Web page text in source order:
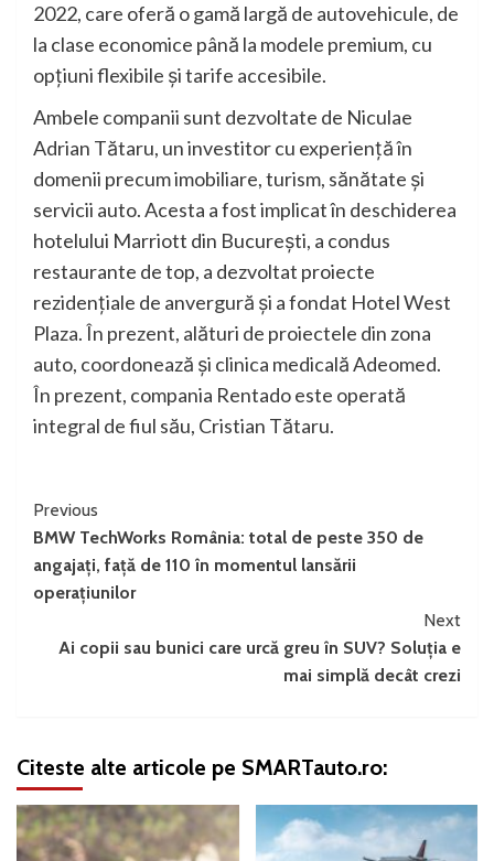
2022, care oferă o gamă largă de autovehicule, de
la clase economice până la modele premium, cu
opțiuni flexibile și tarife accesibile.
Ambele companii sunt dezvoltate de Niculae
Adrian Tătaru, un investitor cu experiență în
domenii precum imobiliare, turism, sănătate și
servicii auto. Acesta a fost implicat în deschiderea
hotelului Marriott din București, a condus
restaurante de top, a dezvoltat proiecte
rezidențiale de anvergură și a fondat Hotel West
Plaza. În prezent, alături de proiectele din zona
auto, coordonează și clinica medicală Adeomed.
În prezent, compania Rentado este operată
integral de fiul său, Cristian Tătaru.
Continue
Reading
Previous
BMW TechWorks România: total de peste 350 de
angajați, față de 110 în momentul lansării
operațiunilor
Next
Ai copii sau bunici care urcă greu în SUV? Soluția e
mai simplă decât crezi
Citeste alte articole pe SMARTauto.ro: